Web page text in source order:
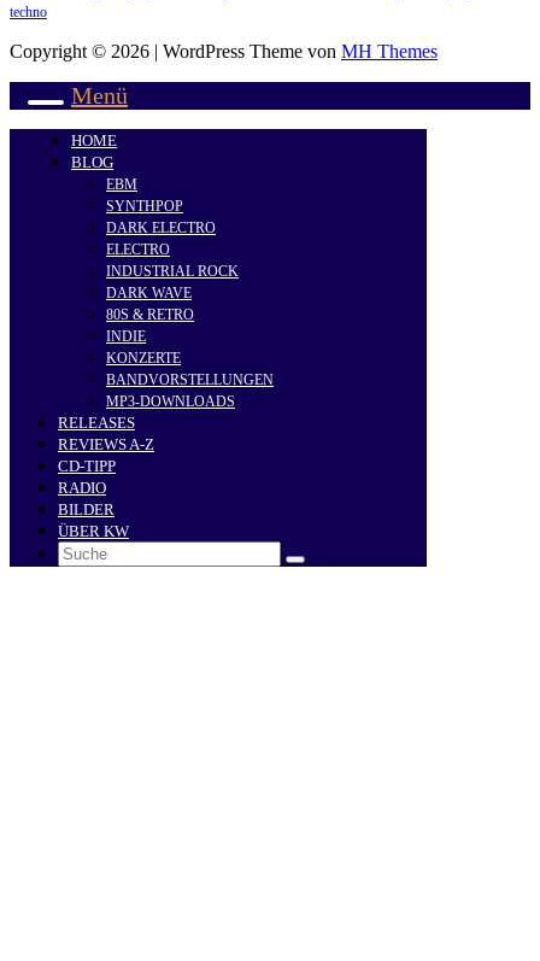
techno
Copyright © 2026 | WordPress Theme von MH Themes
Menü
HOME
BLOG
EBM
SYNTHPOP
DARK ELECTRO
ELECTRO
INDUSTRIAL ROCK
DARK WAVE
80S & RETRO
INDIE
KONZERTE
BANDVORSTELLUNGEN
MP3-DOWNLOADS
RELEASES
REVIEWS A-Z
CD-TIPP
RADIO
BILDER
ÜBER KW
Search